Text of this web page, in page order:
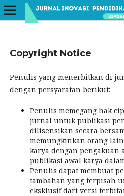
Copyright Notice
Penulis yang menerbitkan di
dengan persyaratan berikut:
Penulis memegang hak
jurnal untuk publikasi
dilisensikan secara
memungkinkan orang
karya dengan pengakuan
publikasi awal karya
Penulis dapat membuat
tambahan yang terpisah
eksklusif dari versi